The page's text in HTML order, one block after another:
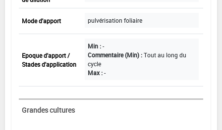
Mode d'apport pulvérisation foliaire
Epoque d'apport /
Stades d'application
Min :-
Commentaire (Min) :Tout au long du
cycle
Max :-
Grandes cultures